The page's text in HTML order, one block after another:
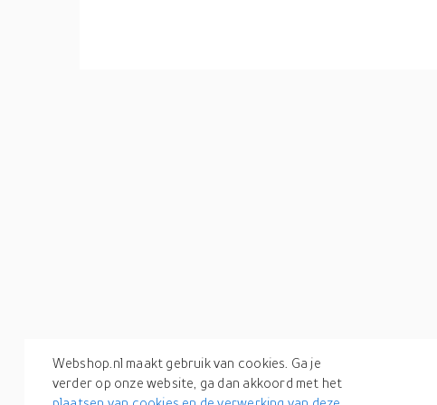
Webshop.nl maakt gebruik van cookies. Ga je
verder op onze website, ga dan akkoord met het